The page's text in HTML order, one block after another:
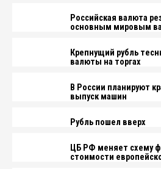
Российская валюта
основным мировым
Крепнущий рубль
валюты на торгах
В России планируют
выпуск машин
Рубль пошел вверх
ЦБ РФ меняет схему
стоимости